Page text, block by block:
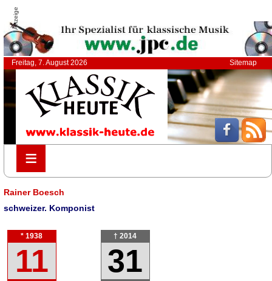
Anzeige
Freitag, 7. August 2026 Sitemap
≡
≡
Rainer Boesch
schweizer. Komponist
* 1938
11
† 2014
31